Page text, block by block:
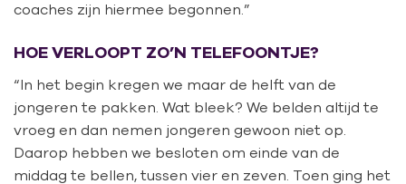
coaches zijn hiermee begonnen.”
HOE VERLOOPT ZO’N TELEFOONTJE?
“In het begin kregen we maar de helft van de
jongeren te pakken. Wat bleek? We belden altijd te
vroeg en dan nemen jongeren gewoon niet op.
Daarop hebben we besloten om einde van de
middag te bellen, tussen vier en zeven. Toen ging het